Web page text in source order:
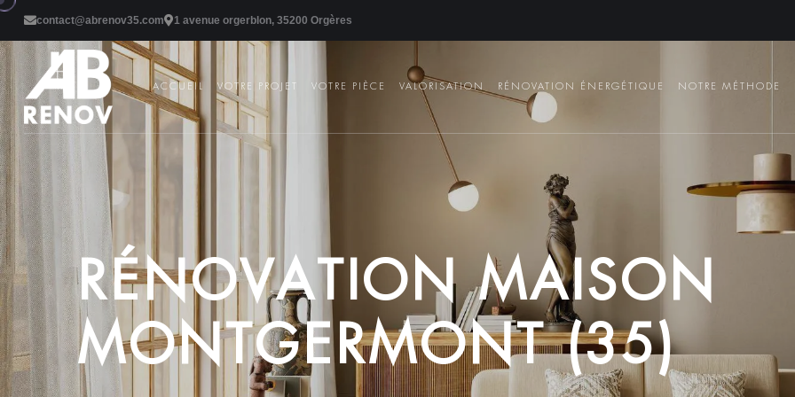
contact@abrenov35.com 1 avenue orgerblon, 35200 Orgères
ACCUEIL VOTRE PROJET VOTRE PIÈCE VALORISATION RÉNOVATION ÉNERGÉTIQUE NOTRE MÉTHODE
RÉNOVATION MAISON
MONTGERMONT (35)